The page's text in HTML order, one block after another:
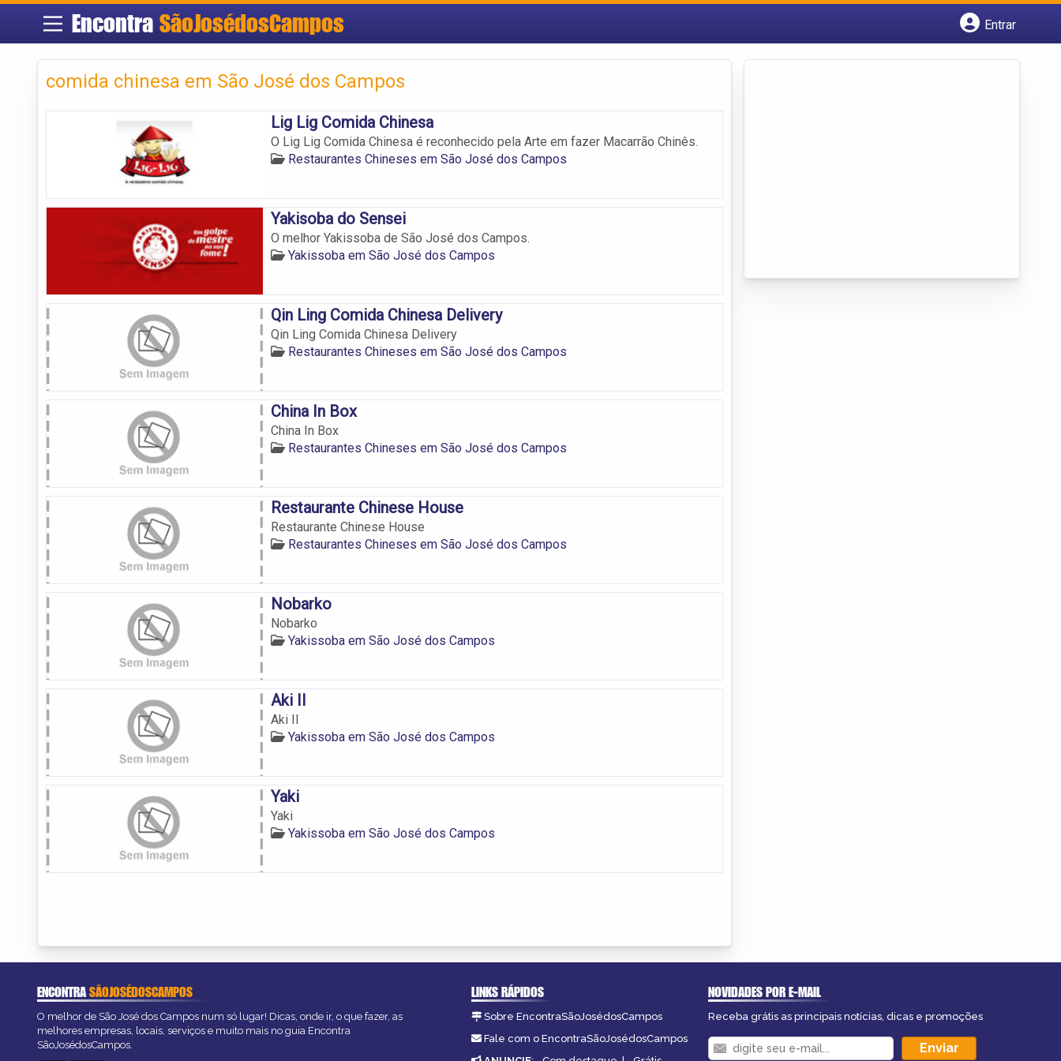
Encontra SãoJosédosCampos
Entrar
comida chinesa em São José dos Campos
Lig Lig Comida Chinesa
O Lig Lig Comida Chinesa é reconhecido pela Arte em fazer Macarrão Chinês.
Restaurantes Chineses em São José dos Campos
Yakisoba do Sensei
O melhor Yakissoba de São José dos Campos.
Yakissoba em São José dos Campos
Qin Ling Comida Chinesa Delivery
Qin Ling Comida Chinesa Delivery
Restaurantes Chineses em São José dos Campos
China In Box
China In Box
Restaurantes Chineses em São José dos Campos
Restaurante Chinese House
Restaurante Chinese House
Restaurantes Chineses em São José dos Campos
Nobarko
Nobarko
Yakissoba em São José dos Campos
Aki II
Aki II
Yakissoba em São José dos Campos
Yaki
Yaki
Yakissoba em São José dos Campos
ENCONTRASÃOJOSÉDOSCAMPOS
O melhor de São José dos Campos num só lugar! Dicas, onde ir, o que fazer, as
melhores empresas, locais, serviços e muito mais no guia Encontra
SãoJosédosCampos.
LINKS RÁPIDOS
Sobre EncontraSãoJosédosCampos
Fale com o EncontraSãoJosédosCampos
NOVIDADES POR E-MAIL
Receba grátis as principais notícias, dicas e promoções